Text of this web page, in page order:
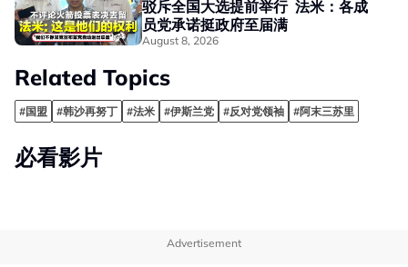
驳斥全国大选提前举行 法米：各成
员党承诺挺政府至届满
August 8, 2026
Related Topics
#国盟 #韩沙再努丁 #法米 #伊斯兰党 #反对党领袖 #阿末三苏里
必看影片
Advertisement